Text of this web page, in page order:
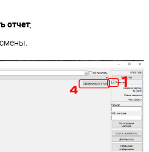
отчет;